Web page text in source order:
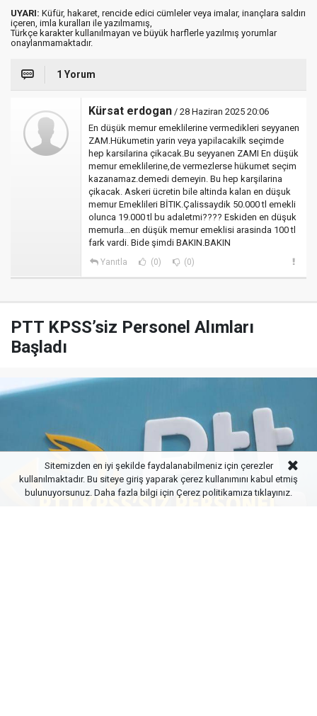
UYARI: Küfür, hakaret, rencide edici cümleler veya imalar, inançlara saldırı
içeren, imla kuralları ile yazılmamış,
Türkçe karakter kullanılmayan ve büyük harflerle yazılmış yorumlar
onaylanmamaktadır.
1 Yorum
Kürsat erdogan / 28 Haziran 2025 20:06
En düşük memur emeklilerine vermedikleri seyyanen
ZAM.Hükumetin yarin veya yapilacakilk seçimde
hep karsilarina çikacak.Bu seyyanen ZAMI En düşük
memur emeklilerine,de vermezlerse hükumet seçim
kazanamaz.demedi demeyin. Bu hep karşilarina
çikacak. Askeri ücretin bile altinda kalan en düşuk
memur Emeklileri BİTIK.Çalissaydik 50.000 tl emekli
olunca 19.000 tl bu adaletmi???? Eskiden en düşuk
memurla...en düşük memur emeklisi arasinda 100 tl
fark vardi. Bide şimdi BAKIN.BAKIN
Yanıtla (0) (0)
PTT KPSS’siz Personel Alımları
Başladı
Sitemizden en iyi şekilde faydalanabilmeniz için çerezler
kullanılmaktadır. Bu siteye giriş yaparak çerez kullanımını kabul etmiş
bulunuyorsunuz. Daha fazla bilgi için Çerez politikamızatıklayınız.